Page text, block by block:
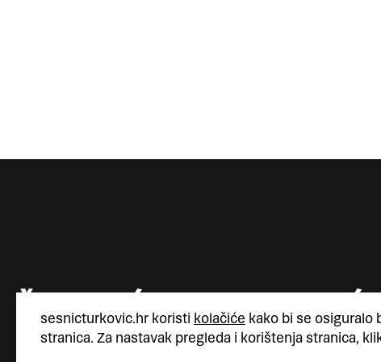
sesnicturkovic.hr koristi kolačiće kako bi se
stranica. Za nastavak pregleda i korištenja stranica,